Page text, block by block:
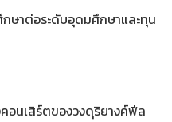
กษาต่อระดับอุดมศึกษาและทุน
อนเสิร์ตของวงดุริยางค์ฟีล